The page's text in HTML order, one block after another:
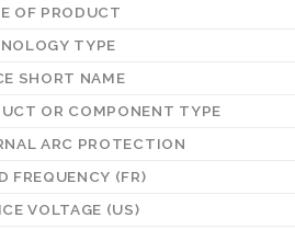
OF PRODUCT
TYPE
SHORT NAME
OR COMPONENT TYPE
ARC PROTECTION
FREQUENCY (FR)
VOLTAGE (US)